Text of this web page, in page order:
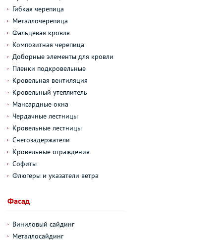
Гибкая черепица
Металлочерепица
Фальцевая кровля
Композитная черепица
Доборные элементы для кровли
Пленки подкровельные
Кровельная вентиляция
Кровельный утеплитель
Мансардные окна
Чердачные лестницы
Кровельные лестницы
Снегозадержатели
Кровельные ограждения
Софиты
Флюгеры и указатели ветра
Фасад
Виниловый сайдинг
Металлосайдинг